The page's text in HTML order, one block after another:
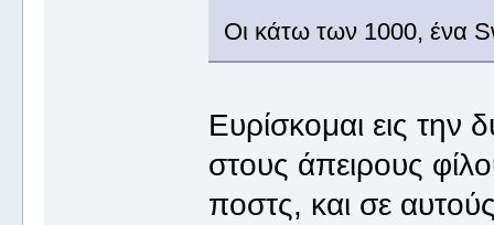
Οι κάτω των 1000, ένα
Ευρίσκομαι εις
στους άπειρους
ποστς, και σε